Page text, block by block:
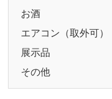
お酒
エアコン（取外可）
展示品
その他